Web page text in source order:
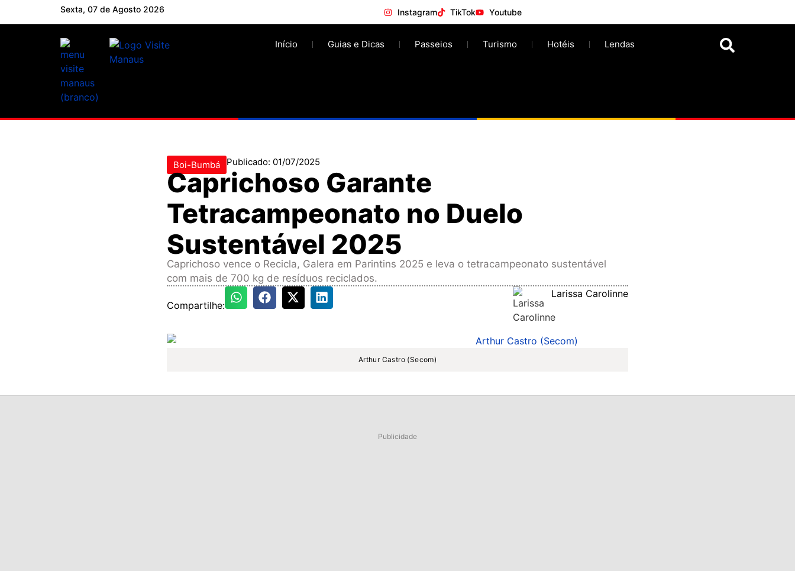
Sexta, 07 de Agosto 2026 Instagram TikTok Youtube
Início Guias e Dicas Passeios Turismo Hotéis Lendas
Boi-Bumbá Publicado: 01/07/2025
Caprichoso Garante
Tetracampeonato no Duelo
Sustentável 2025
Caprichoso vence o Recicla, Galera em Parintins 2025 e leva o tetracampeonato sustentável
com mais de 700 kg de resíduos reciclados.
Compartilhe:
Larissa Carolinne
Arthur Castro (Secom)
Publicidade